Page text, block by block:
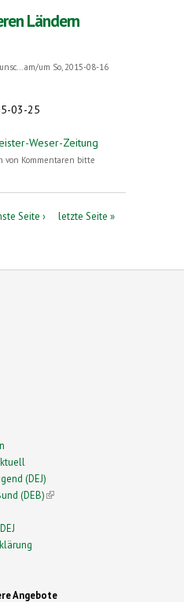
Ländern
am/um So, 2015-08-16
03-25
Weser-Zeitung
Ländern (Leserbrief)
von Kommentaren bitte
Seite › letzte Seite »
(DEJ)
(DEB)(link is external)
Angebote